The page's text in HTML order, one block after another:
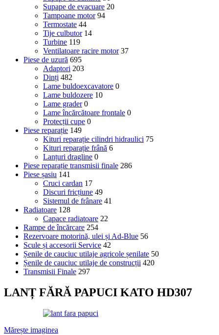
Supape de evacuare 20
Tampoane motor 94
Termostate 44
Tije culbutor 14
Turbine 119
Ventilatoare racire motor 37
Piese de uzură 695
Adaptori 203
Dinți 482
Lame buldoexcavatore 0
Lame buldozere 10
Lame grader 0
Lame încărcătoare frontale 0
Protecții cupe 0
Piese reparație 149
Kituri reparație cilindri hidraulici 75
Kituri reparație frână 6
Lanțuri dragline 0
Piese reparație transmisii finale 286
Piese șasiu 141
Cruci cardan 17
Discuri fricțiune 49
Sistemul de frânare 41
Radiatoare 128
Capace radiatoare 22
Rampe de încărcare 254
Rezervoare motorină, ulei și Ad-Blue 56
Scule și accesorii Service 42
Șenile de cauciuc utilaje agricole șenilate 50
Șenile de cauciuc utilaje de construcții 420
Transmisii Finale 297
LANȚ FĂRĂ PAPUCI KATO HD307
Mărește imaginea